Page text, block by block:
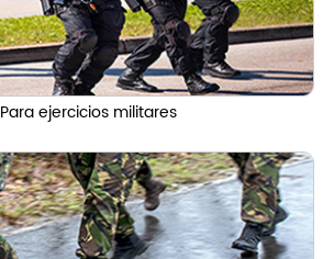
Para ejercicios militares